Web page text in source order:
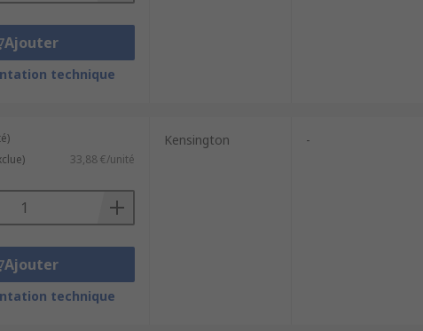
Ajouter
technique
33,88 €/unité
Ajouter
technique
Kensington -